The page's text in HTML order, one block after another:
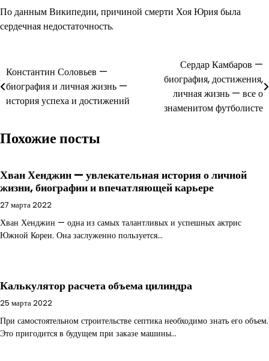
По данным Википедии, причиной смерти Хоя Юрия была
сердечная недостаточность.
Навигация
по
записям
Константин Соловьев —
биография и личная жизнь —
история успеха и достижений
Сердар Камбаров —
биография, достижения,
личная жизнь — все о
знаменитом футболисте
Похожие посты
Хван Хенджин — увлекательная история о личной
жизни, биографии и впечатляющей карьере
27 марта 2022
Хван Хенджин — одна из самых талантливых и успешных актрис
Южной Кореи. Она заслуженно пользуется…
Калькулятор расчета объема цилиндра
25 марта 2022
При самостоятельном строительстве септика необходимо знать его объем.
Это пригодится в будущем при заказе машины…